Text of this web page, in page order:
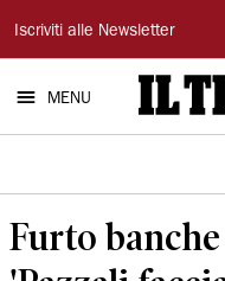
Il
Tirreno
Iscriviti alle Newsletter
MENU
Furto